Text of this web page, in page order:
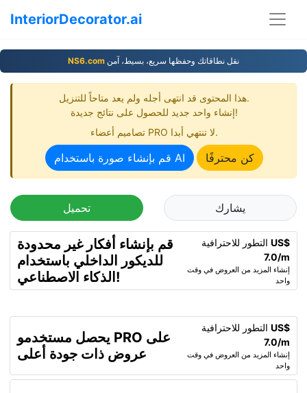
InteriorDecorator.ai
NS6.com نقل نطاقاتك وحفظها سريع، بسيط، آمن
هذا المحتوى قد انتهى أجله ولم يعد متاحاً للتنزيل.
إنشاء واحد جديد للحصول على نتائج جديدة!
تصاميم أعضاء PRO لا تنتهي أبدا.
قم بإنشاء صورة باستخدام AI كن محترفًا
تحميل يشارك
قم بإنشاء أفكار غير محدودة
للديكور الداخلي باستخدام
الذكاء الاصطناعي!
US$
7.0/m
إنشاء المزيد من العروض في وقت
واحد
يحصل مستخدمو PRO على
عروض ذات جودة أعلى
US$
7.0/m
إنشاء المزيد من العروض في وقت
واحد